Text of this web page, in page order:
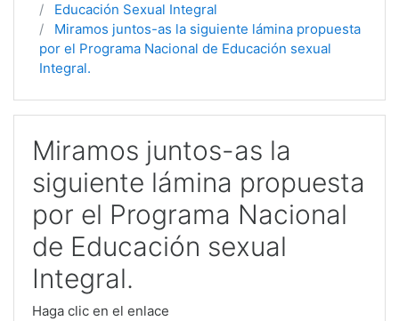
Educación Sexual Integral
Miramos juntos-as la siguiente lámina propuesta
por el Programa Nacional de Educación sexual
Integral.
Miramos juntos-as la
siguiente lámina propuesta
por el Programa Nacional
de Educación sexual
Integral.
Haga clic en el enlace